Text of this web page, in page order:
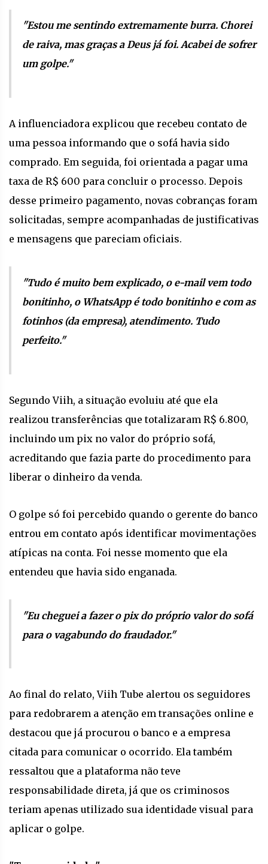
"Estou me sentindo extremamente burra. Chorei
de raiva, mas graças a Deus já foi. Acabei de sofrer
um golpe."
A influenciadora explicou que recebeu contato de
uma pessoa informando que o sofá havia sido
comprado. Em seguida, foi orientada a pagar uma
taxa de R$ 600 para concluir o processo. Depois
desse primeiro pagamento, novas cobranças foram
solicitadas, sempre acompanhadas de justificativas
e mensagens que pareciam oficiais.
"Tudo é muito bem explicado, o e-mail vem todo
bonitinho, o WhatsApp é todo bonitinho e com as
fotinhos (da empresa), atendimento. Tudo
perfeito."
Segundo Viih, a situação evoluiu até que ela
realizou transferências que totalizaram R$ 6.800,
incluindo um pix no valor do próprio sofá,
acreditando que fazia parte do procedimento para
liberar o dinheiro da venda.
O golpe só foi percebido quando o gerente do banco
entrou em contato após identificar movimentações
atípicas na conta. Foi nesse momento que ela
entendeu que havia sido enganada.
"Eu cheguei a fazer o pix do próprio valor do sofá
para o vagabundo do fraudador."
Ao final do relato, Viih Tube alertou os seguidores
para redobrarem a atenção em transações online e
destacou que já procurou o banco e a empresa
citada para comunicar o ocorrido. Ela também
ressaltou que a plataforma não teve
responsabilidade direta, já que os criminosos
teriam apenas utilizado sua identidade visual para
aplicar o golpe.